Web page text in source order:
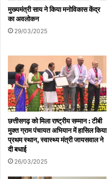
मुख्यमंत्री साय ने किया मनोविकास केंद्र
का अवलोकन
29/03/2025
छत्तीसगढ़ को मिला राष्ट्रीय सम्मान : टीबी
मुक्त ग्राम पंचायत अभियान में हासिल किया
प्रथम स्थान, स्वास्थ्य मंत्री जायसवाल ने
दी बधाई
26/03/2025